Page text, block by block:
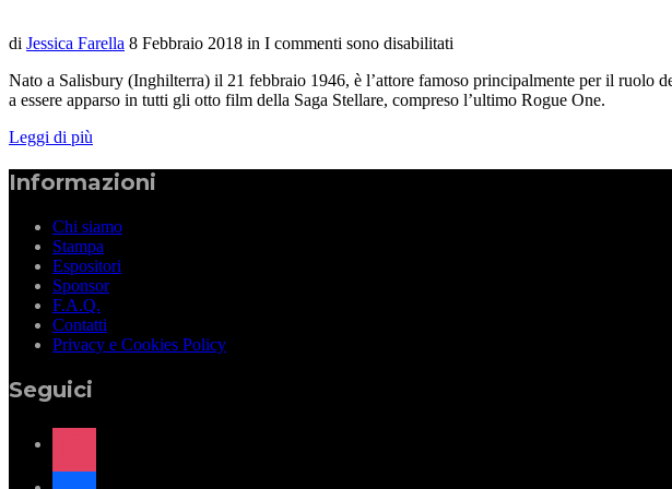
di Jessica Farella 8 Febbraio 2018 in I commenti sono disabilitati
Nato a Salisbury (Inghilterra) il 21 febbraio 1946, è l’attore famoso principalmente per il
a essere apparso in tutti gli otto film della Saga Stellare, compreso l’ultimo Rogue One.
Leggi di più
Informazioni
Chi siamo
Stampa
Espositori
Sponsor
F.A.Q.
Contatti
Privacy e Cookies Policy
Seguici
instagram
facebook